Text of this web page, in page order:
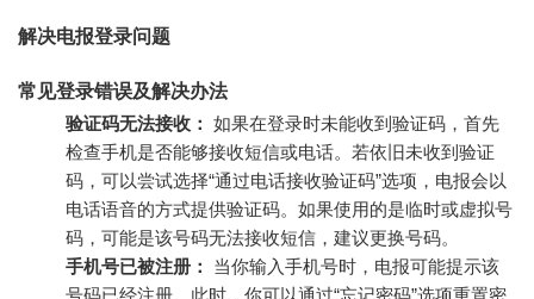
解决电报登录问题
常见登录错误及解决办法
验证码无法接收： 如果在登录时未能收到验证码，首先
检查手机是否能够接收短信或电话。若依旧未收到验证
码，可以尝试选择“通过电话接收验证码”选项，电报会以
电话语音的方式提供验证码。如果使用的是临时或虚拟号
码，可能是该号码无法接收短信，建议更换号码。
手机号已被注册：
当你输入手机号时，电报可能提示该
号码已经注册。此时，你可以通过“忘记密码”选项重置密